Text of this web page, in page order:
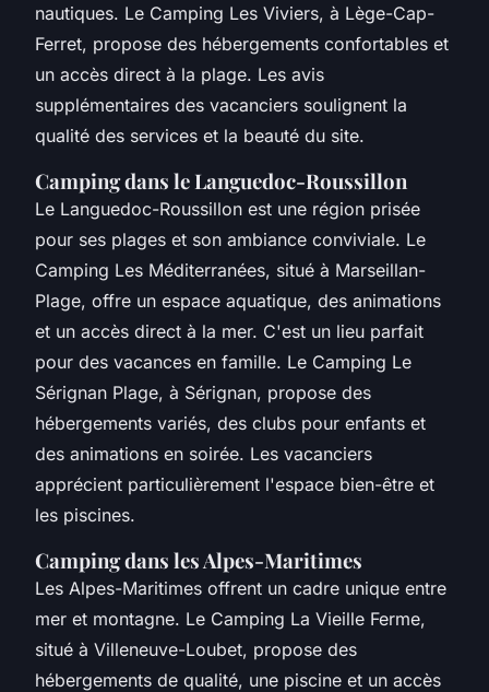
nautiques. Le Camping Les Viviers, à Lège-Cap-
Ferret, propose des hébergements confortables et
un accès direct à la plage. Les avis
supplémentaires des vacanciers soulignent la
qualité des services et la beauté du site.
Camping dans le Languedoc-Roussillon
Le Languedoc-Roussillon est une région prisée
pour ses plages et son ambiance conviviale. Le
Camping Les Méditerranées, situé à Marseillan-
Plage, offre un espace aquatique, des animations
et un accès direct à la mer. C'est un lieu parfait
pour des vacances en famille. Le Camping Le
Sérignan Plage, à Sérignan, propose des
hébergements variés, des clubs pour enfants et
des animations en soirée. Les vacanciers
apprécient particulièrement l'espace bien-être et
les piscines.
Camping dans les Alpes-Maritimes
Les Alpes-Maritimes offrent un cadre unique entre
mer et montagne. Le Camping La Vieille Ferme,
situé à Villeneuve-Loubet, propose des
hébergements de qualité, une piscine et un accès